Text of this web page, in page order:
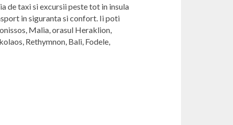
de taxi si excursii peste tot in insula
in siguranta si confort. Ii poti
Malia, orasul Heraklion,
Rethymnon, Bali, Fodele,